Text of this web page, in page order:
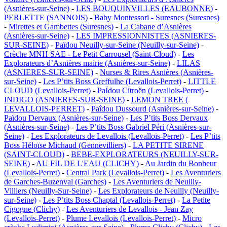
(Asnières-sur-Seine) - LES BOUQUINVILLES (EAUBONNE) -
PERLETTE (SANNOIS) - Baby Montessori - Suresnes (Suresnes)
- Mirettes et Gambettes (Suresnes) - La Cabane d’Asnières
(Asnières-sur-Seine) - LES IMPRESSIONNISTES (ASNIERES-
SUR-SEINE) - Païdou Neuilly-sur-Seine (Neuilly-sur-Seine) -
Crèche MNH SAE - Le Petit Carrousel (Saint-Cloud) - Les
Explorateurs d’Asnières mairie (Asnières-sur-Seine) - LILAS
(ASNIERES-SUR-SEINE) - Nurses & Rires Asnières (Asnières-
sur-Seine) - Les P’tits Boss Greffulhe (Levallois-Perret) - LITTLE
CLOUD (Levallois-Perret) - PaÏdou Citroën (Levallois-Perret) -
INDIGO (ASNIERES-SUR-SEINE) - LEMON TREE (
LEVALLOIS-PERRET) - Paîdou Dussourd (Asnières-sur-Seine) -
Païdou Dervaux (Asnières-sur-Seine) - Les P’tits Boss Dervaux
(Asnières-sur-Seine) - Les P’tits Boss Gabriel Péri (Asnières-sur-
Seine) - Les Explorateurs de Levallois (Levallois-Perret) - Les P’tits
Boss Héloïse Michaud (Gennevilliers) - LA PETITE SIRENE
(SAINT-CLOUD) - BEBE-EXPLORATEURS (NEUILLY-SUR-
SEINE) - AU FIL DE L'EAU (CLICHY) - Au Jardin du Bonheur
(Levallois-Perret) - Central Park (Levallois-Perret) - Les Aventuriers
de Garches-Buzenval (Garches) - Les Aventuriers de Neuilly-
Villiers (Neuilly-Sur-Seine) - Les Explorateurs de Neuilly (Neuilly-
sur-Seine) - Les P’tits Boss Chaptal (Levallois-Perret) - La Petite
Cigogne (Clichy) - Les Aventuriers de Levallois - Jean Zay
(Levallois-Perret) - Plume Levallois (Levallois-Perret) - Micro